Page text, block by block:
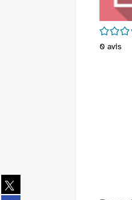
Partager
sur
/5
0 avis